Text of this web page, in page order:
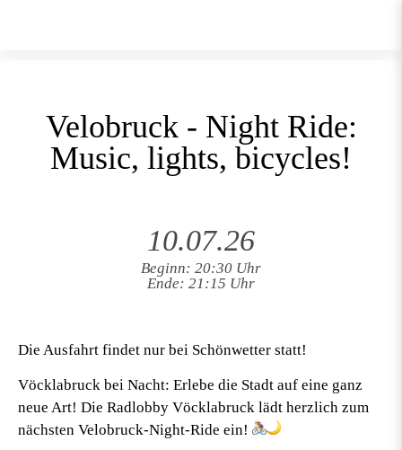
Velobruck - Night Ride:
Music, lights, bicycles!
10.07.26
Beginn: 20:30 Uhr
Ende: 21:15 Uhr
Die Ausfahrt findet nur bei Schönwetter statt!
Vöcklabruck bei Nacht: Erlebe die Stadt auf eine ganz
neue Art! Die Radlobby Vöcklabruck lädt herzlich zum
nächsten Velobruck-Night-Ride ein!